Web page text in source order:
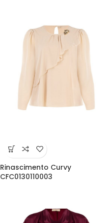
Rinascimento Curvy
CFC0130110003